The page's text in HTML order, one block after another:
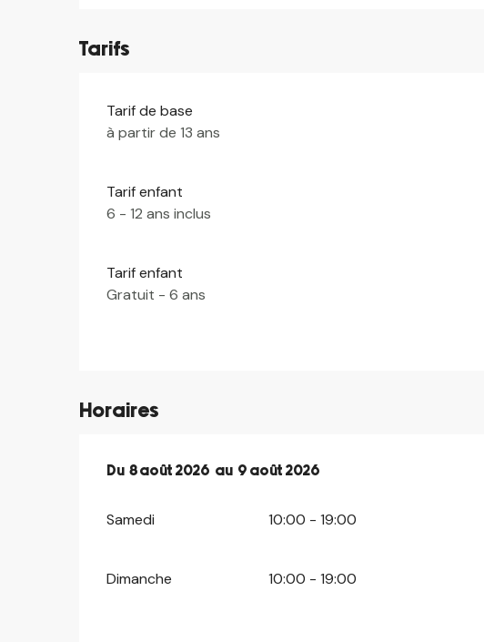
Tarifs
Tarif de base
à partir de 13 ans
Tarif enfant
6 - 12 ans inclus
Tarif enfant
Gratuit - 6 ans
Horaires
Du 8 août 2026 au 9 août 2026
Du 8 août 2026 au 9 août 2026
Samedi 10:00 - 19:00
Dimanche 10:00 - 19:00